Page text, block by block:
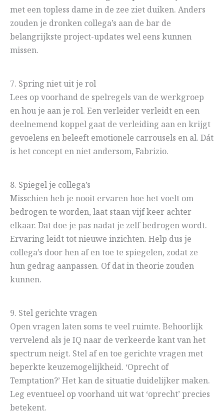
met een topless dame in de zee ziet duiken. Anders
zouden je dronken collega’s aan de bar de
belangrijkste project-updates wel eens kunnen
missen.
7. Spring niet uit je rol
Lees op voorhand de spelregels van de werkgroep
en hou je aan je rol. Een verleider verleidt en een
deelnemend koppel gaat de verleiding aan en krijgt
gevoelens en beleeft emotionele carrousels en al. Dát
is het concept en niet andersom, Fabrizio.
8. Spiegel je collega’s
Misschien heb je nooit ervaren hoe het voelt om
bedrogen te worden, laat staan vijf keer achter
elkaar. Dat doe je pas nadat je zelf bedrogen wordt.
Ervaring leidt tot nieuwe inzichten. Help dus je
collega’s door hen af en toe te spiegelen, zodat ze
hun gedrag aanpassen. Of dat in theorie zouden
kunnen.
9. Stel gerichte vragen
Open vragen laten soms te veel ruimte. Behoorlijk
vervelend als je IQ naar de verkeerde kant van het
spectrum neigt. Stel af en toe gerichte vragen met
beperkte keuzemogelijkheid. ‘Oprecht of
Temptation?’ Het kan de situatie duidelijker maken.
Leg eventueel op voorhand uit wat ‘oprecht’ precies
betekent.